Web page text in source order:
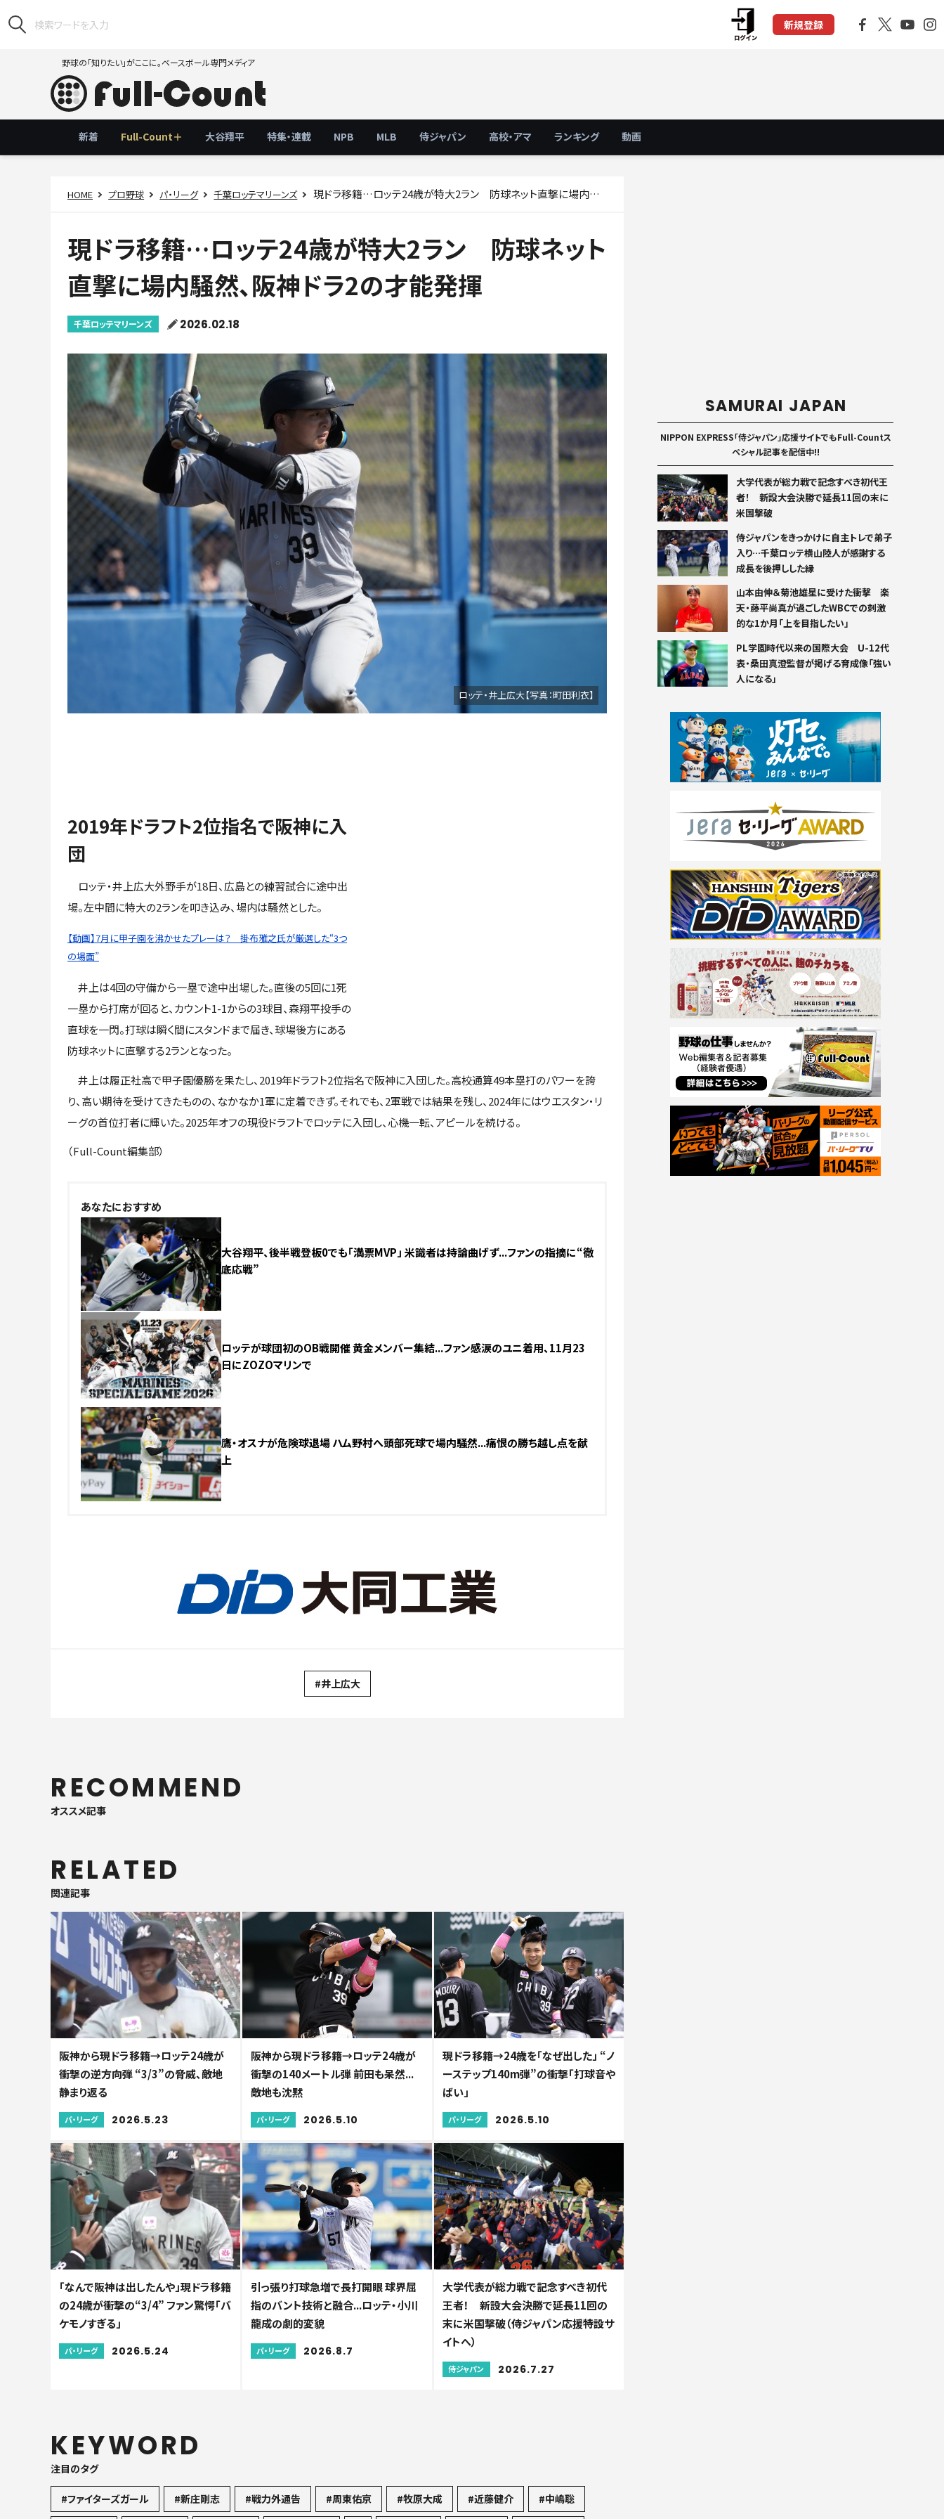
新規登録
野球の「知りたい」がここに。ベースボール専門メディア
新着 Full-Count＋ 大谷翔平 特集・連載 NPB MLB 侍ジャパン 高校・アマ ランキング 動画
HOME プロ野球 パ・リーグ 千葉ロッテマリーンズ 現ドラ移籍…ロッテ24歳が特大2ラン 防球ネット直撃に場内騒然、阪神ドラ2の才能発揮
現ドラ移籍…ロッテ24歳が特大2ラン 防球ネット
直撃に場内騒然、阪神ドラ2の才能発揮
千葉ロッテマリーンズ 2026.02.18
ロッテ・井上広大【写真：町田利衣】
2019年ドラフト2位指名で阪神に入
団
ロッテ・井上広大外野手が18日、広島との練習試合に途中出
場。左中間に特大の2ランを叩き込み、場内は騒然とした。
【動画】7月に甲子園を沸かせたプレーは？ 掛布雅之氏が厳選した“3つ
の場面”
井上は4回の守備から一塁で途中出場した。直後の5回に1死
一塁から打席が回ると、カウント1-1からの3球目、森翔平投手の
直球を一閃。打球は瞬く間にスタンドまで届き、球場後方にある
防球ネットに直撃する2ランとなった。
井上は履正社高で甲子園優勝を果たし、2019年ドラフト2位指名で阪神に入団した。高校通算49本塁打のパワーを誇
り、高い期待を受けてきたものの、なかなか1軍に定着できず。それでも、2軍戦では結果を残し、2024年にはウエスタン・リ
ーグの首位打者に輝いた。2025年オフの現役ドラフトでロッテに入団し、心機一転、アピールを続ける。
（Full-Count編集部）
あなたにおすすめ
大谷翔平、後半戦登板0でも「満票MVP」 米識者は持論曲げず...ファンの指摘に“徹
底応戦”
ロッテが球団初のOB戦開催 黄金メンバー集結...ファン感涙のユニ着用、11月23
日にZOZOマリンで
鷹・オスナが危険球退場 ハム野村へ頭部死球で場内騒然...痛恨の勝ち越し点を献
上
#井上広大
RECOMMEND
オススメ記事
RELATED
関連記事
阪神から現ドラ移籍→ロッテ24歳が
衝撃の逆方向弾 “3/3”の脅威、敵地
静まり返る
パ・リーグ 2026.5.23
阪神から現ドラ移籍→ロッテ24歳が
衝撃の140メートル弾 前田も呆然...
敵地も沈黙
パ・リーグ 2026.5.10
現ドラ移籍→24歳を「なぜ出した」 “ノ
ーステップ140m弾”の衝撃「打球音や
ばい」
パ・リーグ 2026.5.10
「なんで阪神は出したんや」現ドラ移籍
の24歳が衝撃の“3/4” ファン驚愕「バ
ケモノすぎる」
パ・リーグ 2026.5.24
引っ張り打球急増で長打開眼 球界屈
指のバント技術と融合...ロッテ・小川
龍成の劇的変貌
パ・リーグ 2026.8.7
大学代表が総力戦で記念すべき初代
王者！ 新設大会決勝で延長11回の
末に米国撃破（侍ジャパン応援特設サ
イトへ）
侍ジャパン 2026.7.27
KEYWORD
注目のタグ
#ファイターズガール #新庄剛志 #戦力外通告 #周東佑京 #牧原大成 #近藤健介 #中嶋聡
SAMURAI JAPAN
NIPPON EXPRESS「侍ジャパン」応援サイトでもFull-Countス
ペシャル記事を配信中!!
大学代表が総力戦で記念すべき初代王
者！ 新設大会決勝で延長11回の末に
米国撃破
侍ジャパンをきっかけに自主トレで弟子
入り…千葉ロッテ横山陸人が感謝する
成長を後押しした縁
山本由伸＆菊池雄星に受けた衝撃 楽
天・藤平尚真が過ごしたWBCでの刺激
的な1か月「上を目指したい」
PL学園時代以来の国際大会 U-12代
表・桑田真澄監督が掲げる育成像「強い
人になる」